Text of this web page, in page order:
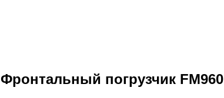
Фронтальный погрузчик FM960